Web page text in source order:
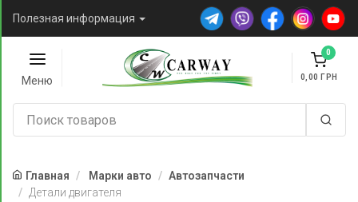
Полезная информация
Меню
0
0,00
Главная Марки авто
Автозапчасти
Детали двигателя